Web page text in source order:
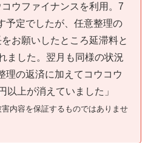
ウファイナンスを利用。7
予定でしたが、任意整理の
お願いしたところ延滞料と
ました。翌月も同様の状況
理の返済に加えてコウコウ
以上が消えていました」
内容を保証するものではありませ